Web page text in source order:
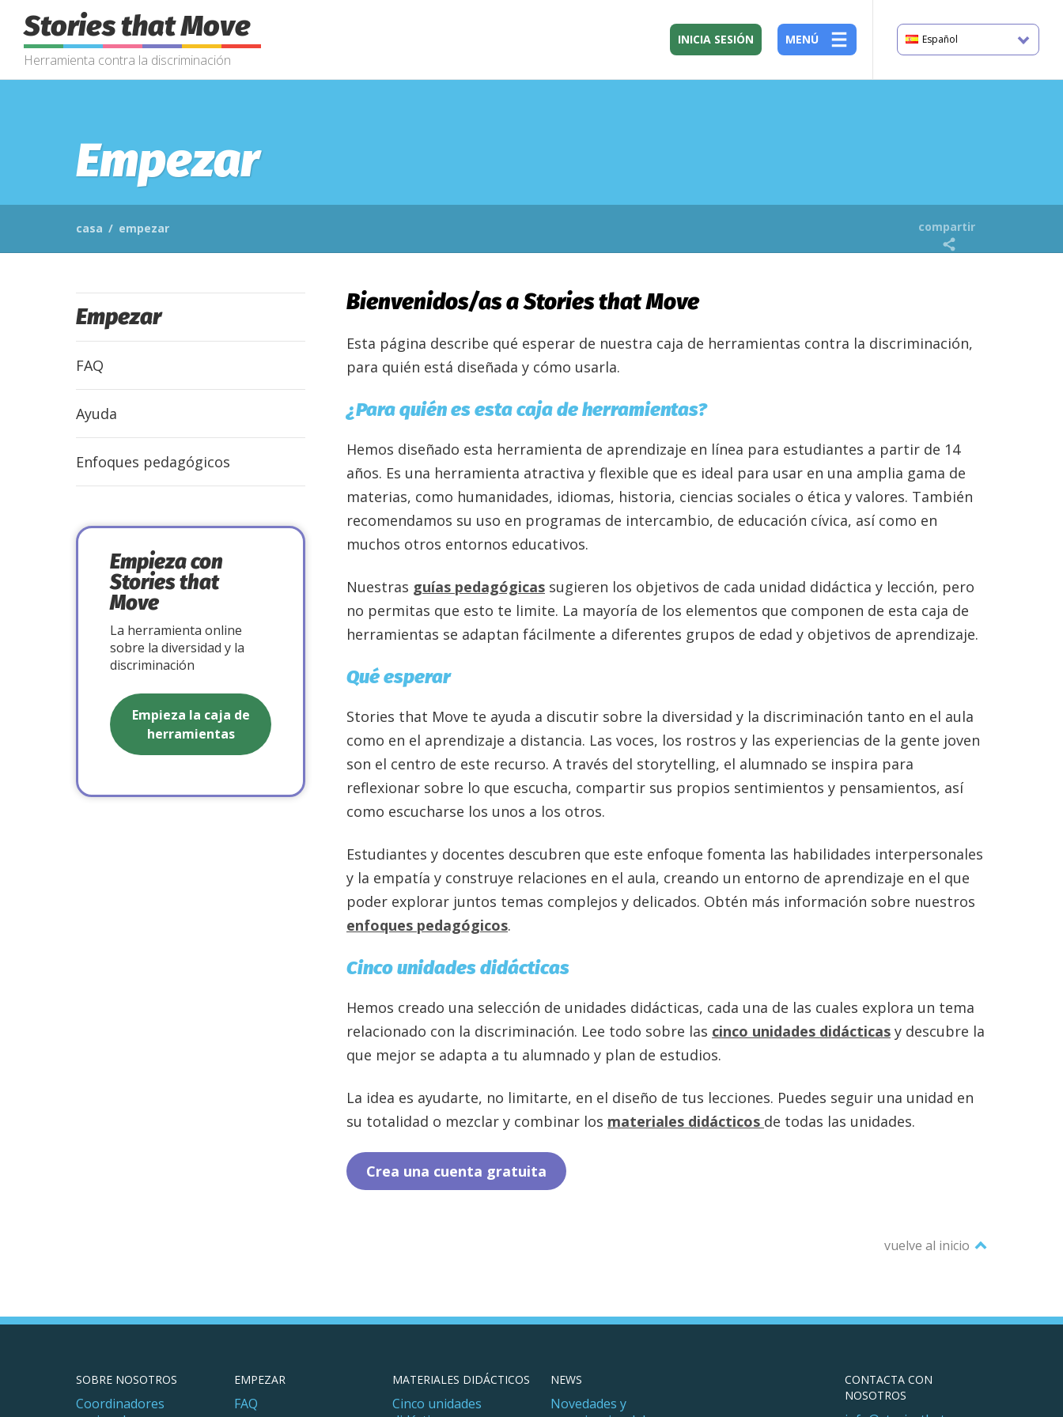
Stories that Move
Herramienta contra la discriminación
Español
MENÚ
INICIA SESIÓN
Empezar
casa / empezar compartir
Bienvenidos/as a Stories that Move
Esta página describe qué esperar de nuestra caja de herramientas contra la discriminación,
para quién está diseñada y cómo usarla.
¿Para quién es esta caja de herramientas?
Hemos diseñado esta herramienta de aprendizaje en línea para estudiantes a partir de 14
años. Es una herramienta atractiva y flexible que es ideal para usar en una amplia gama de
materias, como humanidades, idiomas, historia, ciencias sociales o ética y valores. También
recomendamos su uso en programas de intercambio, de educación cívica, así como en
muchos otros entornos educativos.
Nuestras guías pedagógicas sugieren los objetivos de cada unidad didáctica y lección, pero
no permitas que esto te limite. La mayoría de los elementos que componen de esta caja de
herramientas se adaptan fácilmente a diferentes grupos de edad y objetivos de aprendizaje.
Qué esperar
Stories that Move te ayuda a discutir sobre la diversidad y la discriminación tanto en el aula
como en el aprendizaje a distancia. Las voces, los rostros y las experiencias de la gente joven
son el centro de este recurso. A través del storytelling, el alumnado se inspira para
reflexionar sobre lo que escucha, compartir sus propios sentimientos y pensamientos, así
como escucharse los unos a los otros.
Estudiantes y docentes descubren que este enfoque fomenta las habilidades interpersonales
y la empatía y construye relaciones en el aula, creando un entorno de aprendizaje en el que
poder explorar juntos temas complejos y delicados. Obtén más información sobre nuestros
enfoques pedagógicos.
Cinco unidades didácticas
Hemos creado una selección de unidades didácticas, cada una de las cuales explora un tema
relacionado con la discriminación. Lee todo sobre las cinco unidades didácticas y descubre la
que mejor se adapta a tu alumnado y plan de estudios.
La idea es ayudarte, no limitarte, en el diseño de tus lecciones. Puedes seguir una unidad en
su totalidad o mezclar y combinar los materiales didácticos de todas las unidades.
Crea una cuenta gratuita
vuelve al inicio
Empezar
FAQ
Ayuda
Enfoques pedagógicos
Empieza con
Stories that
Move
La herramienta online
sobre la diversidad y la
discriminación
Empieza la caja de
herramientas
SOBRE NOSOTROS
Coordinadores
EMPEZAR
FAQ
MATERIALES DIDÁCTICOS
Cinco unidades
NEWS
Novedades y
CONTACTA CON
NOSOTROS